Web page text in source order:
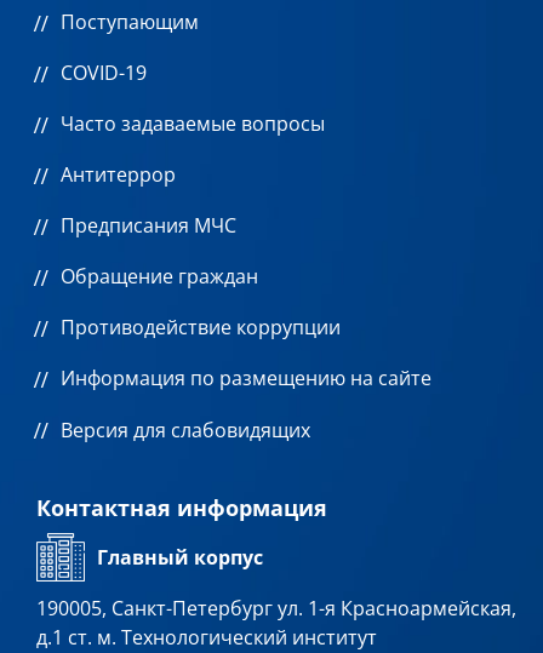
Поступающим
COVID-19
Часто задаваемые вопросы
Антитеррор
Предписания МЧС
Обращение граждан
Противодействие коррупции
Информация по размещению на сайте
Версия для слабовидящих
Контактная информация
Главный корпус
190005, Санкт-Петербург ул. 1-я Красноармейская,
д.1 ст. м. Технологический институт